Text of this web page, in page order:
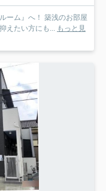
ーム』へ！ 築浅のお部屋
えたい方にも...
もっと見